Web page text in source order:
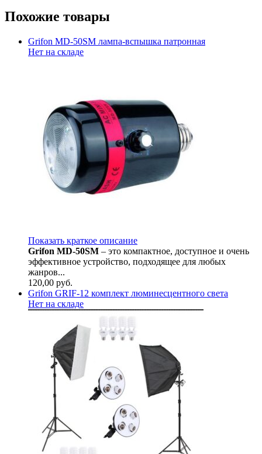
Похожие товары
Grifon MD-50SM лампа-вспышка патронная
Нет на складе
Показать краткое описание
Grifon MD-50SM – это компактное, доступное и очень
эффективное устройство, подходящее для любых
жанров...
120,00 руб.
Grifon GRIF-12 комплект люминесцентного света
Нет на складе